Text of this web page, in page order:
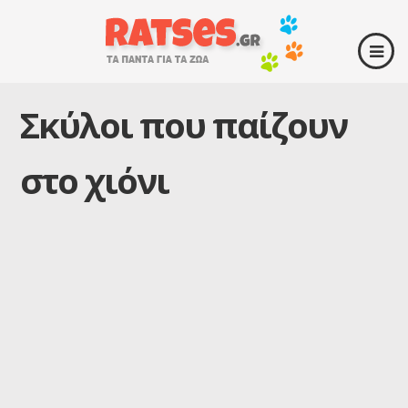
Σκύλοι που παίζουν
στο χιόνι